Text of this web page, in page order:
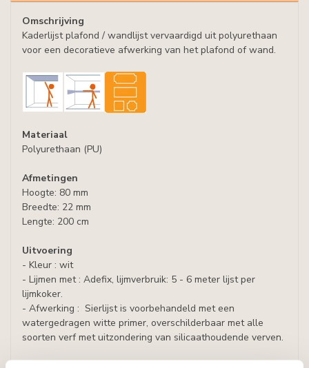
Omschrijving
Kaderlijst plafond / wandlijst vervaardigd uit polyurethaan
voor een decoratieve afwerking van het plafond of wand.
Materiaal
Polyurethaan (PU)
Afmetingen
Hoogte: 80 mm
Breedte: 22 mm
Lengte: 200 cm
Uitvoering
- Kleur : wit
- Lijmen met : Adefix, lijmverbruik: 5 - 6 meter lijst per
lijmkoker.
- Afwerking : Sierlijst is voorbehandeld met een
watergedragen witte primer, overschilderbaar met alle
soorten verf met uitzondering van silicaathoudende verven.